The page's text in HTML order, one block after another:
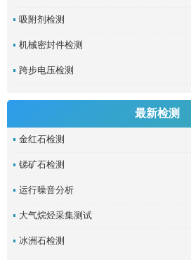
吸附剂检测
机械密封件检测
跨步电压检测
最新检测
金红石检测
锑矿石检测
运行噪音分析
大气烷烃采集测试
冰洲石检测